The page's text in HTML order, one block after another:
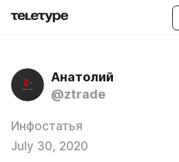
Анатолий
@ztrade
Инфостатья
July 30, 2020